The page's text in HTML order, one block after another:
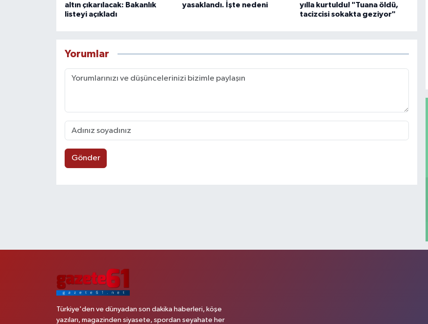
altın çıkarılacak: Bakanlık
listeyi açıkladı
yasaklandı. İşte nedeni
yılla kurtuldu! "Tuana öldü,
tacizcisi sokakta geziyor"
Yorumlar
Gönder
Türkiye'den ve dünyadan son dakika haberleri, köşe
yazıları, magazinden siyasete, spordan seyahate her